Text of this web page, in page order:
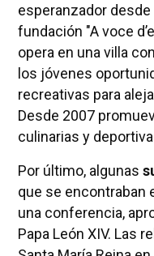
esperanzador
fundación "A voce
opera en una villa
los jóvenes
recreativas para
Desde 2007
culinarias y
Por último, algunas
que se encontraban
una conferencia,
Papa León XIV. Las